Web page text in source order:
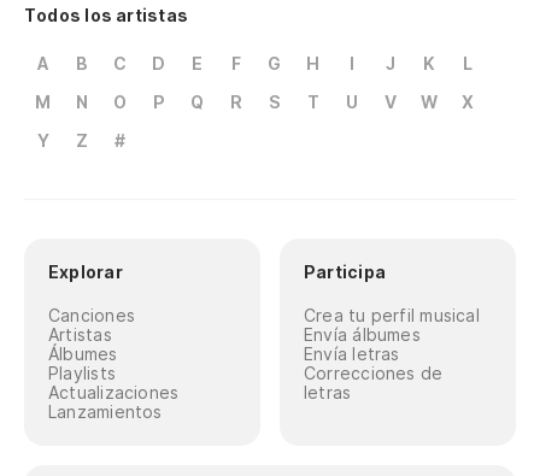
Todos los artistas
A B C D E F G H I J K
L
M
N O P Q R S T U V W
X
Y
Z #
Explorar
Canciones
Artistas
Álbumes
Playlists
Actualizaciones
Lanzamientos
Participa
Crea tu perfil musical
Envía álbumes
Envía letras
Correcciones de
letras